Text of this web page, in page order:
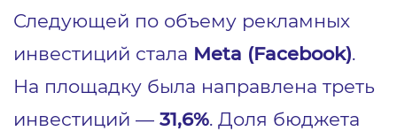
Следующей по объему рекламных
инвестиций стала Meta (Facebook).
На площадку была направлена треть
инвестиций — 31,6%. Доля бюджета